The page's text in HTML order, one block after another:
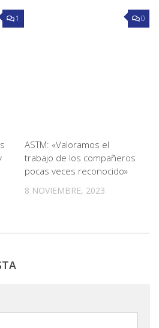
1 0
ASTM: «Valoramos el
trabajo de los compañeros
pocas veces reconocido»
8 NOVIEMBRE, 2023